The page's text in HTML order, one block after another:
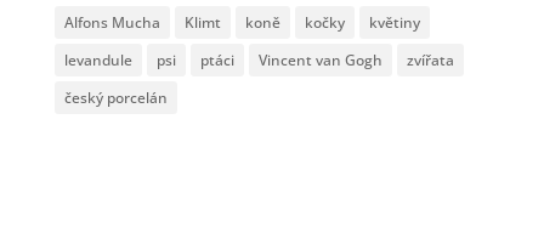
Alfons Mucha Klimt koně kočky
květiny
levandule
psi ptáci Vincent van Gogh
zvířata
český porcelán